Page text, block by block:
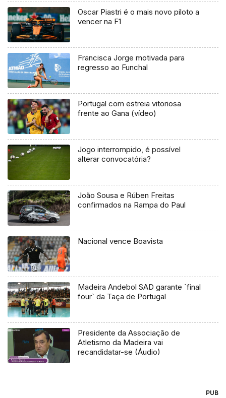
Oscar Piastri é o mais novo piloto a
vencer na F1
Francisca Jorge motivada para
regresso ao Funchal
Portugal com estreia vitoriosa
frente ao Gana (vídeo)
Jogo interrompido, é possível
alterar convocatória?
João Sousa e Rúben Freitas
confirmados na Rampa do Paul
Nacional vence Boavista
Madeira Andebol SAD garante `final
four` da Taça de Portugal
Presidente da Associação de
Atletismo da Madeira vai
recandidatar-se (Áudio)
PUB